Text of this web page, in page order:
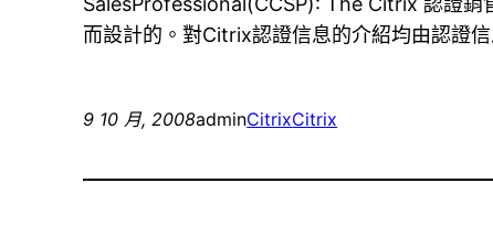
而設計的。對Citrix認證信息的介紹均由認證信
9 10 月, 2008adminCitrixCitrix